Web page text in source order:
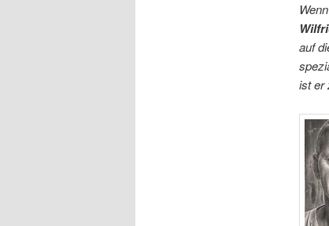
auf
ist er